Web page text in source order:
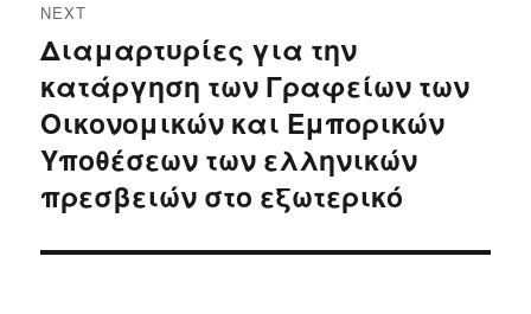
NEXT
Next
post:
Διαμαρτυρίες για την
κατάργηση των Γραφείων των
Οικονομικών και Εμπορικών
Υποθέσεων των ελληνικών
πρεσβειών στο εξωτερικό